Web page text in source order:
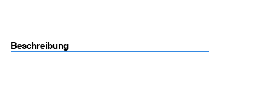
Beschreibung